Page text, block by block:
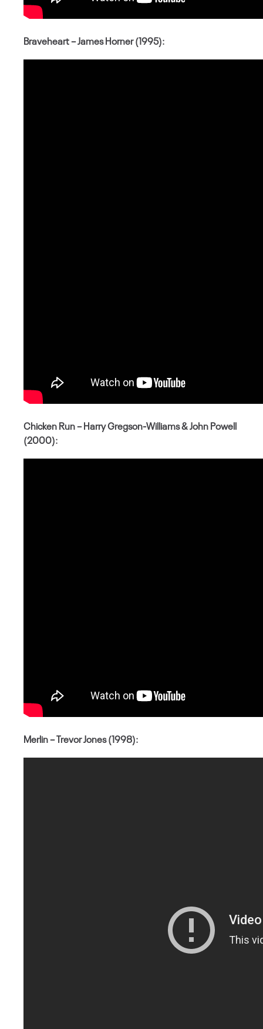
Braveheart – James Horner (1995):
Chicken Run – Harry Gregson-Williams & John Powell
(2000):
Merlin – Trevor Jones (1998):